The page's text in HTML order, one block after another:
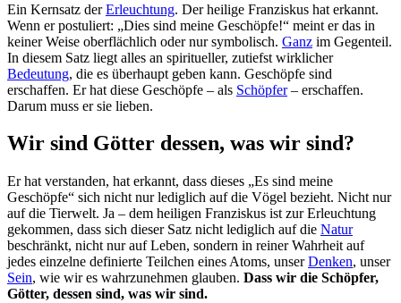
Ein Kernsatz derErleuchtung. Der heilige Franziskus hat erkannt.
Wenn er postuliert: „Dies sind meine Geschöpfe!“ meint er das in
keiner Weise oberflächlich oder nur symbolisch. Ganz im Gegenteil.
In diesem Satz liegt alles an spiritueller, zutiefst wirklicher
Bedeutung, die es überhaupt geben kann. Geschöpfe sind
erschaffen. Er hat diese Geschöpfe – als Schöpfer– erschaffen.
Darum muss er sie lieben.
Wir sind Götter dessen, was wir sind?
Er hat verstanden, hat erkannt, dass dieses „Es sind meine
Geschöpfe“ sich nicht nur lediglich auf die Vögel bezieht. Nicht nur
auf die Tierwelt. Ja – dem heiligen Franziskus ist zur Erleuchtung
gekommen, dass sich dieser Satz nicht lediglich auf die Natur
beschränkt, nicht nur auf Leben, sondern in reiner Wahrheit auf
jedes einzelne definierte Teilchen eines Atoms, unserDenken, unser
Sein, wie wir es wahrzunehmen glauben. Dass wir die Schöpfer,
Götter, dessen sind, was wir sind.